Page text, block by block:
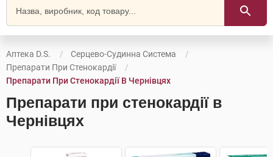
Аптека D.S.
Серцево-Судинна Система
Препарати При Стенокардії
Препарати При Стенокардії В Чернівцях
Препарати при стенокардії в
Чернівцях